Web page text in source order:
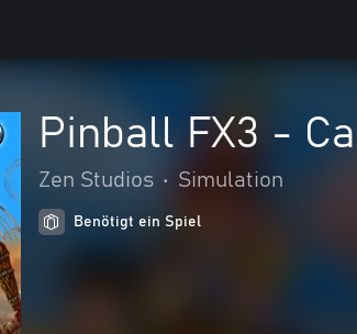
Pinball FX3 -
Zen Studios • Simulation
Benötigt ein Spiel